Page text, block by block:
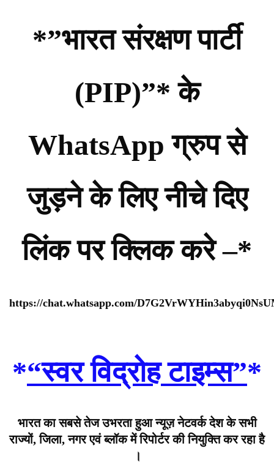
*”भारत संरक्षण पार्टी
(PIP)”* के
WhatsApp ग्रुप से
जुड़ने के लिए नीचे दिए
लिंक पर क्लिक करे –*
https://chat.whatsapp.com/
*“स्वर विद्रोह टाइम्स”*
भारत का सबसे तेज उभरता हुआ न्यूज़ नेटवर्क देश के सभी
राज्यों, जिला, नगर एवं ब्लॉक में रिपोर्टर की नियुक्ति कर रहा है
।